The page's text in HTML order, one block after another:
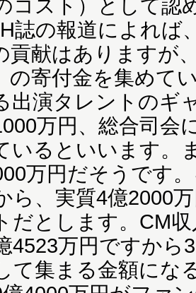
コスト）として認
誌の報道によれば
貢献はありますが
の寄付金を集めて
出演タレントのギ
万円、総合司会
いるといいます。
万円だそうです
ら、実質4億2000
だとします。CM
4523万円ですから
て集まる金額にな